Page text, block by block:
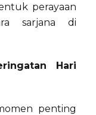
perayaan
sarjana di
Hari
penting